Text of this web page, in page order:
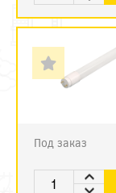
Под заказ